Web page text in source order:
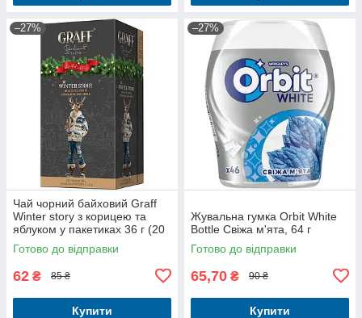
–27%
Чай чорний байховий Graff
Winter story з корицею та
яблуком у пакетиках 36 г (20
шт. х 1.8 г)
Готово до відправки
62 ₴ 85 ₴
Купити
–27%
Жувальна гумка Orbit White
Bottle Свіжа м'ята, 64 г
Готово до відправки
65,70 ₴ 90 ₴
Купити